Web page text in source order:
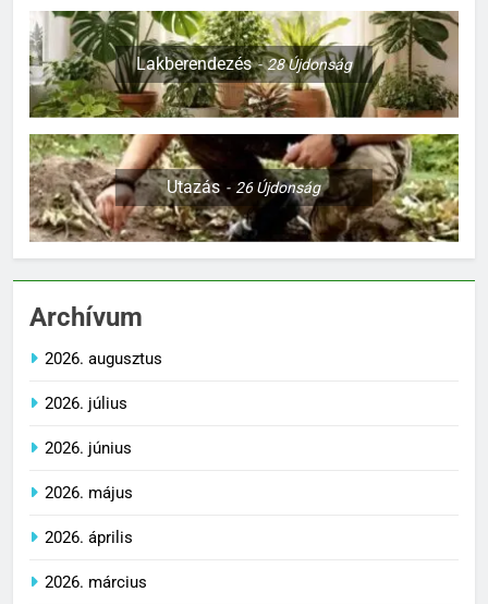
Lakberendezés 28Újdonság
Utazás 26Újdonság
Archívum
2026. augusztus
2026. július
2026. június
2026. május
2026. április
2026. március